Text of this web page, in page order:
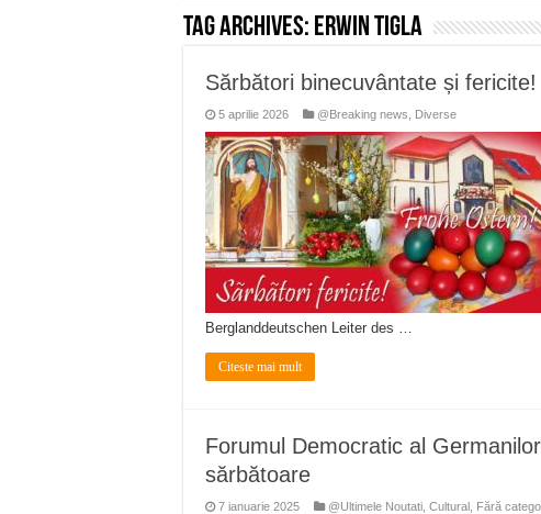
Anunț important – Închidere
Miresme de lavandă, mentă și flori
ANUNȚ OPRIRE APĂ în Reșița –
ANUNŢ OPRIRE APĂ în
ANUNŢ OPRIRE APĂ în
ANUNȚ OPRIRE APĂ în Reșița,
Tag Archives: erwin tigla
Sărbători binecuvântate și fericite!
5 aprilie 2026 @Breaking news Diverse
Berglanddeutschen Leiter des …
Citeste mai mult
Forumul Democratic al
sărbătoare
7 ianuarie 2025 @Ultimele Noutati Cultural Fără